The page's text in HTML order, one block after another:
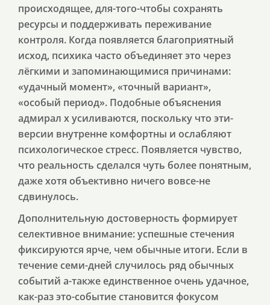
происходящее, для-того-чтобы сохранять
ресурсы и поддерживать переживание
контроля. Когда появляется благоприятный
исход, психика часто объединяет это через
лёгкими и запоминающимися причинами:
«удачный момент», «точный вариант»,
«особый период». Подобные объяснения
адмирал х усиливаются, поскольку что эти-
версии внутренне комфортны и ослабляют
психологическое стресс. Появляется чувство,
что реальность сделался чуть более понятным,
даже хотя объективно ничего вовсе-не
сдвинулось.
Дополнительную достоверность формирует
селективное внимание: успешные стечения
фиксируются ярче, чем обычные итоги. Если в
течение семи-дней случилось ряд обычных
событий а-также единственное очень удачное,
как-раз это-событие становится фокусом